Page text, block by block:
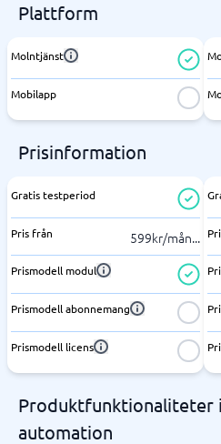
Plattform
Molntjänst
Mobilapp
Prisinformation
Gratis testperiod
Pris från 599kr/mån...
Prismodell modul
Prismodell abonnemang
Prismodell licens
Produktfunktionaliteter
automation